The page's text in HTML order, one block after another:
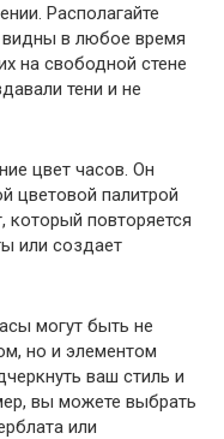
Располагайте
в любое время
на свободной стене
тени и не
цвет часов. Он
цветовой палитрой
повторяется
или создает
могут быть не
но и элементом
ваш стиль и
вы можете выбрать
или